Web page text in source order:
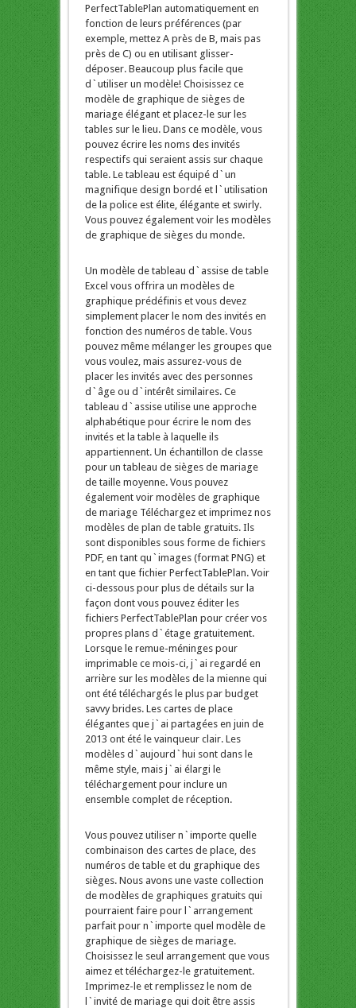
PerfectTablePlan automatiquement en
fonction de leurs préférences (par
exemple, mettez A près de B, mais pas
près de C) ou en utilisant glisser-
déposer. Beaucoup plus facile que
d`utiliser un modèle! Choisissez ce
modèle de graphique de sièges de
mariage élégant et placez-le sur les
tables sur le lieu. Dans ce modèle, vous
pouvez écrire les noms des invités
respectifs qui seraient assis sur chaque
table. Le tableau est équipé d`un
magnifique design bordé et l`utilisation
de la police est élite, élégante et swirly.
Vous pouvez également voir les modèles
de graphique de sièges du monde.
Un modèle de tableau d`assise de table
Excel vous offrira un modèles de
graphique prédéfinis et vous devez
simplement placer le nom des invités en
fonction des numéros de table. Vous
pouvez même mélanger les groupes que
vous voulez, mais assurez-vous de
placer les invités avec des personnes
d`âge ou d`intérêt similaires. Ce
tableau d`assise utilise une approche
alphabétique pour écrire le nom des
invités et la table à laquelle ils
appartiennent. Un échantillon de classe
pour un tableau de sièges de mariage
de taille moyenne. Vous pouvez
également voir modèles de graphique
de mariage Téléchargez et imprimez nos
modèles de plan de table gratuits. Ils
sont disponibles sous forme de fichiers
PDF, en tant qu`images (format PNG) et
en tant que fichier PerfectTablePlan. Voir
ci-dessous pour plus de détails sur la
façon dont vous pouvez éditer les
fichiers PerfectTablePlan pour créer vos
propres plans d`étage gratuitement.
Lorsque le remue-méninges pour
imprimable ce mois-ci, j`ai regardé en
arrière sur les modèles de la mienne qui
ont été téléchargés le plus par budget
savvy brides. Les cartes de place
élégantes que j`ai partagées en juin de
2013 ont été le vainqueur clair. Les
modèles d`aujourd`hui sont dans le
même style, mais j`ai élargi le
téléchargement pour inclure un
ensemble complet de réception.
Vous pouvez utiliser n`importe quelle
combinaison des cartes de place, des
numéros de table et du graphique des
sièges. Nous avons une vaste collection
de modèles de graphiques gratuits qui
pourraient faire pour l`arrangement
parfait pour n`importe quel modèle de
graphique de sièges de mariage.
Choisissez le seul arrangement que vous
aimez et téléchargez-le gratuitement.
Imprimez-le et remplissez le nom de
l`invité de mariage qui doit être assis